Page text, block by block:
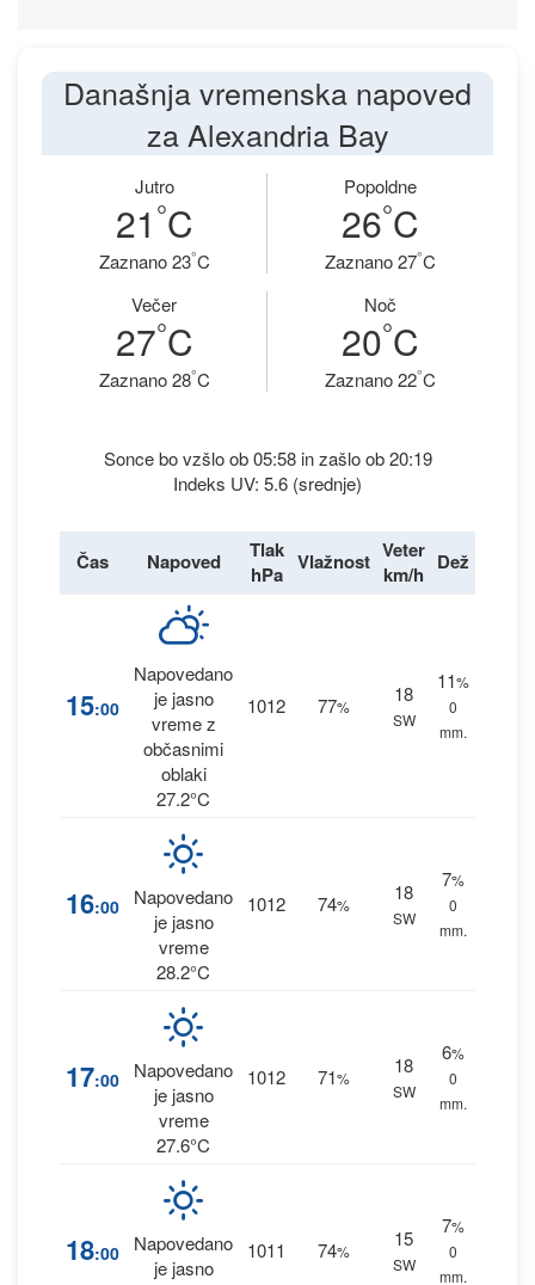
Današnja vremenska napoved
za Alexandria Bay
Jutro
21 °C
Zaznano 23°C
Popoldne
26°C
Zaznano 27°C
Večer
27°C
Zaznano 28°C
Noč
20°C
Zaznano 22°C
Sonce bo vzšlo ob 05:58 in zašlo ob 20:19
Indeks UV: 5.6 (srednje)
Čas Napoved
Tlak
hPa Vlažnost Veter
km/h Dež
15:00
Napovedano
je jasno
vreme z
občasnimi
oblaki
27.2°C
1012 77%
18
SW
11%
0
mm.
16:00
Napovedano
je jasno
vreme
28.2°C
1012 74%
18
SW
7%
0
mm.
17:00
Napovedano
je jasno
vreme
27.6°C
1012 71%
18
SW
6%
0
mm.
18:00
Napovedano
je jasno
1011 74%
15
SW
7%
0
mm.